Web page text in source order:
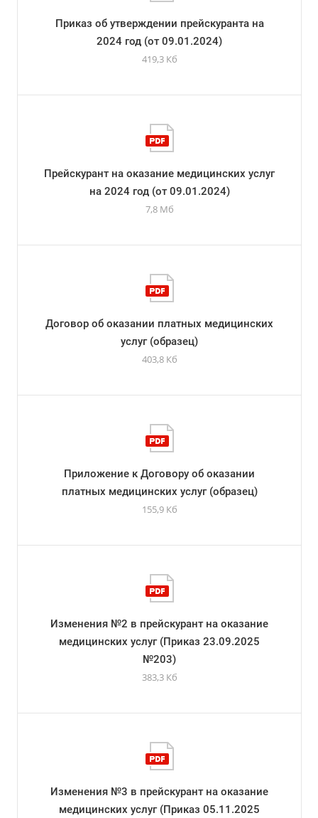
Приказ об утверждении прейскуранта на
2024 год (от 09.01.2024)
419,3 Кб
Прейскурант на оказание медицинских услуг
на 2024 год (от 09.01.2024)
7,8 Мб
Договор об оказании платных медицинских
услуг (образец)
403,8 Кб
Приложение к Договору об оказании
платных медицинских услуг (образец)
155,9 Кб
Изменения №2 в прейскурант на оказание
медицинских услуг (Приказ 23.09.2025
№203)
383,3 Кб
Изменения №3 в прейскурант на оказание
медицинских услуг (Приказ 05.11.2025